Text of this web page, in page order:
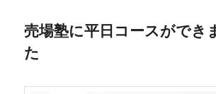
売場塾に平日コースができ
た